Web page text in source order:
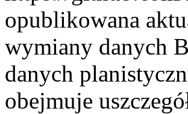
opublikowana
wymiany danych
danych
obejmuje